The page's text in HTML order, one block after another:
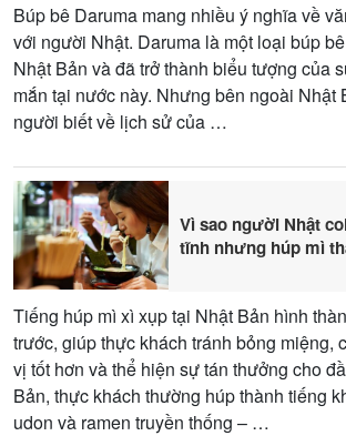
Búp bê Daruma mang nhiều ý nghĩa về
với người Nhật. Daruma là một loại búp
Nhật Bản và đã trở thành biểu tượng của
mắn tại nước này. Nhưng bên ngoài Nhật
người biết về lịch sử của …
Vì sao người Nhật
tĩnh nhưng húp mì
Tiếng húp mì xì xụp tại Nhật Bản hình
trước, giúp thực khách tránh bỏng miệng,
vị tốt hơn và thể hiện sự tán thưởng cho
Bản, thực khách thường húp thành tiếng
udon và ramen truyền thống – …